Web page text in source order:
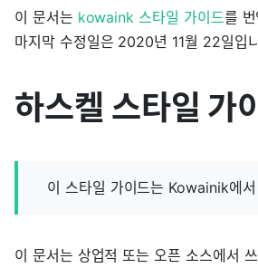
이 문서는 kowaink 스타일 가이드를
마지막 수정일은 2020년 11월 22일입
하스켈 스타일 가
이 스타일 가이드는 Kowainik에
이 문서는 상업적 또는 오픈 소스에서